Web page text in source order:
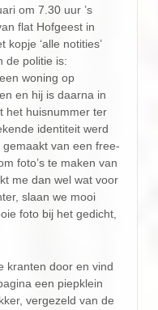
om 7.30 uur ’s
flat Hofgeest in
kopje ‘alle notities’
de politie is:
woning op
en hij is daarna in
het huisnummer ter
identiteit werd
van een free-
foto’s te maken van
me dan wel wat voor
slaan we mooi
foto bij het gedicht,
kranten door en vind
een piepklein
vergezeld van de